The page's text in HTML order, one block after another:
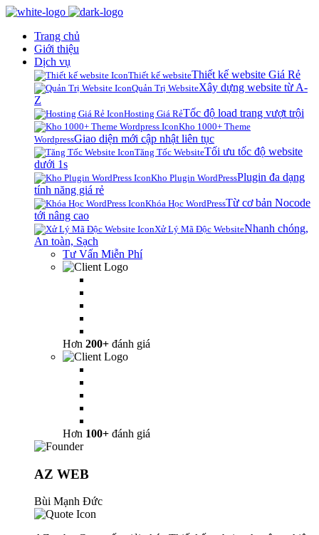
Trang chủ
Giới thiệu
Dịch vụ
Thiết kế websiteThiết kế website Giá Rẻ
Quản Trị WebsiteXây dựng website từ A-
Z
Hosting Giá RẻTốc độ load trang vượt trội
Kho 1000+ Theme
WordpressGiao diện mới cập nhật liên tục
Tăng Tốc WebsiteTối ưu tốc độ website
dưới 1s
Kho Plugin WordPressPlugin đa dạng
tính năng giá rẻ
Khóa Học WordPressTừ cơ bản Nocode
tới nâng cao
Xử Lý Mã Độc WebsiteNhanh chóng,
An toàn, Sạch
Tư Vấn Miễn Phí
Hơn 200+ đánh giá
Hơn 100+ đánh giá
AZ WEB
Bùi Mạnh Đức